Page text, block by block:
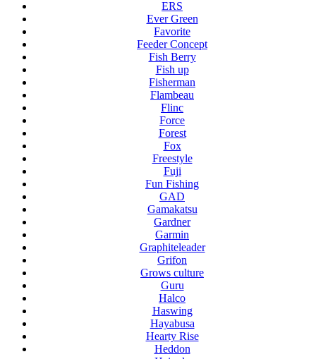
ERS
Ever Green
Favorite
Feeder Concept
Fish Berry
Fish up
Fisherman
Flambeau
Flinc
Force
Forest
Fox
Freestyle
Fuji
Fun Fishing
GAD
Gamakatsu
Gardner
Garmin
Graphiteleader
Grifon
Grows culture
Guru
Halco
Haswing
Hayabusa
Hearty Rise
Heddon